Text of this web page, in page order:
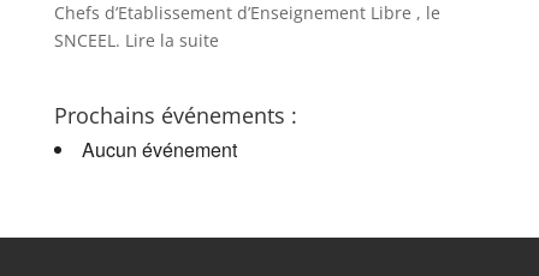
Chefs d’Etablissement d’Enseignement Libre , le
SNCEEL. Lire la suite
Prochains événements :
Aucun événement